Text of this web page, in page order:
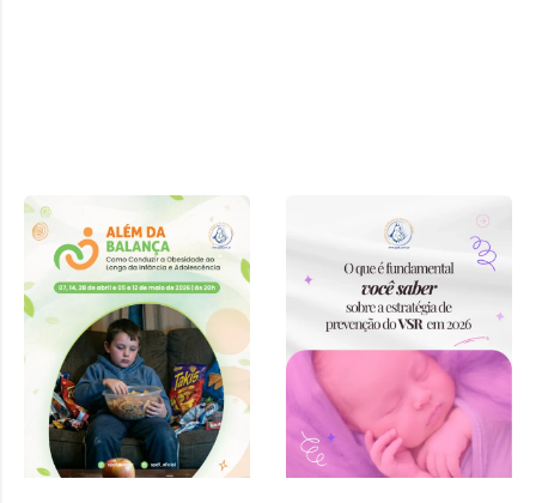
Conduzir a
Obesidade ao
Longo da
Infância e
Adolescência”